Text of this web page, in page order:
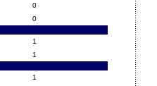
0
0
1
1
1